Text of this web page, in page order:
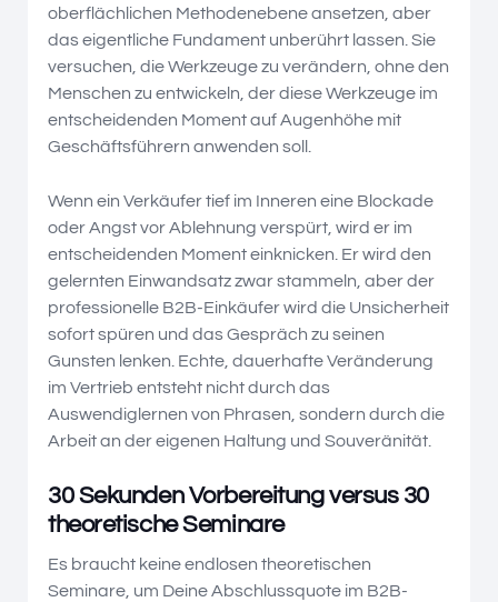
oberflächlichen Methodenebene ansetzen, aber
das eigentliche Fundament unberührt lassen. Sie
versuchen, die Werkzeuge zu verändern, ohne den
Menschen zu entwickeln, der diese Werkzeuge im
entscheidenden Moment auf Augenhöhe mit
Geschäftsführern anwenden soll.
Wenn ein Verkäufer tief im Inneren eine Blockade
oder Angst vor Ablehnung verspürt, wird er im
entscheidenden Moment einknicken. Er wird den
gelernten Einwandsatz zwar stammeln, aber der
professionelle B2B-Einkäufer wird die Unsicherheit
sofort spüren und das Gespräch zu seinen
Gunsten lenken. Echte, dauerhafte Veränderung
im Vertrieb entsteht nicht durch das
Auswendiglernen von Phrasen, sondern durch die
Arbeit an der eigenen Haltung und Souveränität.
30 Sekunden Vorbereitung versus 30
theoretische Seminare
Es braucht keine endlosen theoretischen
Seminare, um Deine Abschlussquote im B2B-